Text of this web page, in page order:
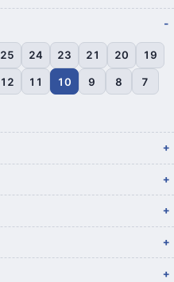
25 24 23 21 20 19
12 11 10 9 8 7